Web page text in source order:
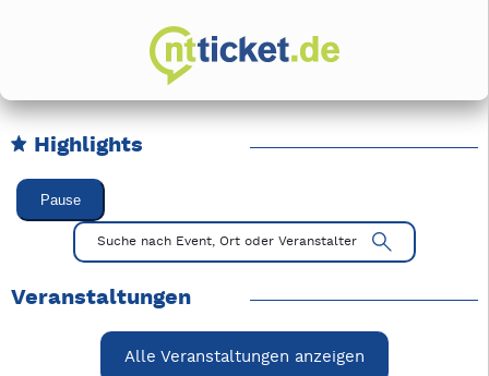
Highlights
Karussell Veranstaltungen überspringen
Pause
Mit Tab zu den Steuerelementen wechseln. Mit Pfeiltasten
Suche nach Event, Ort oder Veranstalter
Veranstaltungen
Alle Veranstaltungen anzeigen